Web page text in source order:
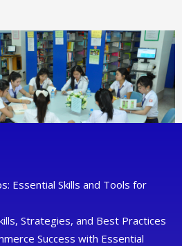
Essential Skills and Tools for
Strategies, and Best Practices
Success with Essential